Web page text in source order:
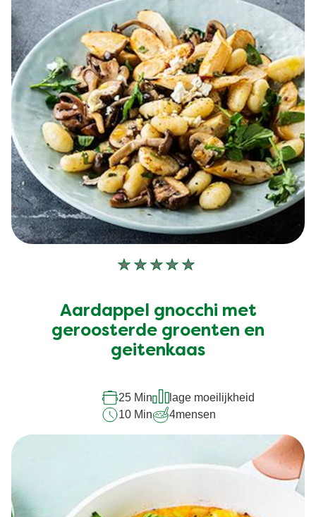
Geen
voor
deze
recipe
Aardappel gnocchi met
geroosterde groenten en
geitenkaas
25 Min
lage moeilijkheid
10 Min
4mensen